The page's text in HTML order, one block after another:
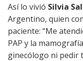
Así lo vivió Silvia
Argentino, quien
paciente: “Me
PAP y la
ginecólogo ni pedir